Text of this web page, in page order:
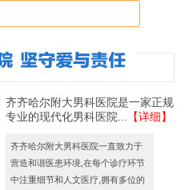
齐齐哈尔附大男科医院是一家正规
专业的现代化男科医院...
【详细】
齐齐哈尔附大男科医院一直致力于
营造和谐医患环境,在每个诊疗环节
中注重细节和人文医疗,拥有多位的